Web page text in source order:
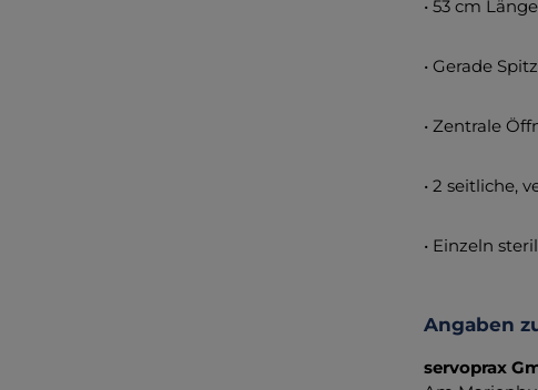
• 53 cm Länge
• Gerade
• Zentrale
• 2 seitliche,
• Einzeln
Angaben
servoprax